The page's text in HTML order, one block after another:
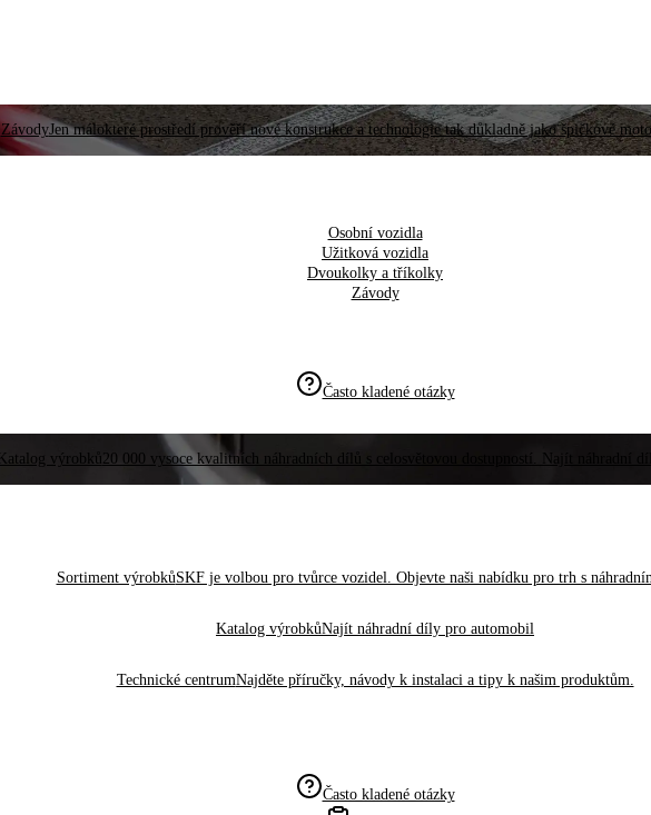
ZávodyJen málokteré prostředí prověří nové konstrukce a technologie tak důkladně jako špičkové
Osobní vozidla
Užitková vozidla
Dvoukolky a tříkolky
Závody
Často kladené otázky
Katalog výrobků20 000 vysoce kvalitních náhradních dílů s celosvětovou dostupností. Najít náhradní
Sortiment výrobkůSKF je volbou pro tvůrce vozidel. Objevte naši nabídku pro trh s
Katalog výrobkůNajít náhradní díly pro automobil
Technické centrumNajděte příručky, návody k instalaci a tipy k našim produktům.
Často kladené otázky